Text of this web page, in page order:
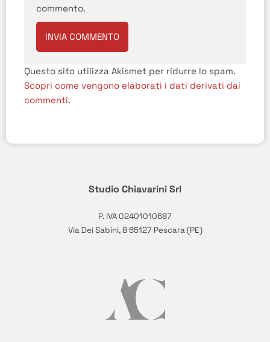
commento.
Questo sito utilizza Akismet per ridurre lo spam.
Scopri come vengono elaborati i dati derivati dai
commenti.
Studio Chiavarini Srl
P. IVA 02401010687
Via Dei Sabini, 8 65127 Pescara (PE)